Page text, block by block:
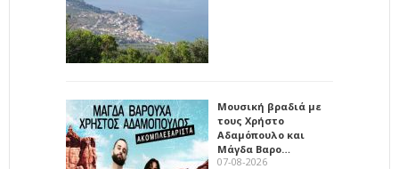
Μουσική βραδιά με
τους Χρήστο
Αδαμόπουλο και
Μάγδα Βαρο…
07-08-2026